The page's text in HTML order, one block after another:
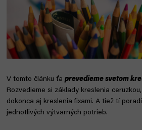
V tomto článku ťa prevedieme svetom
Rozvedieme si základy kreslenia
dokonca aj kreslenia fixami. A tiež tí
jednotlivých výtvarných potrieb.